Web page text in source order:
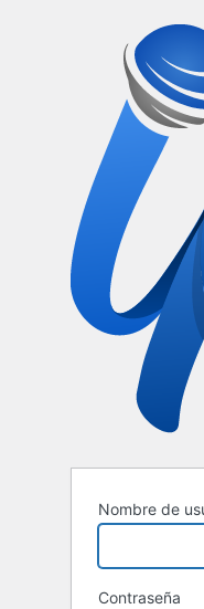
Nombre de
Contraseña